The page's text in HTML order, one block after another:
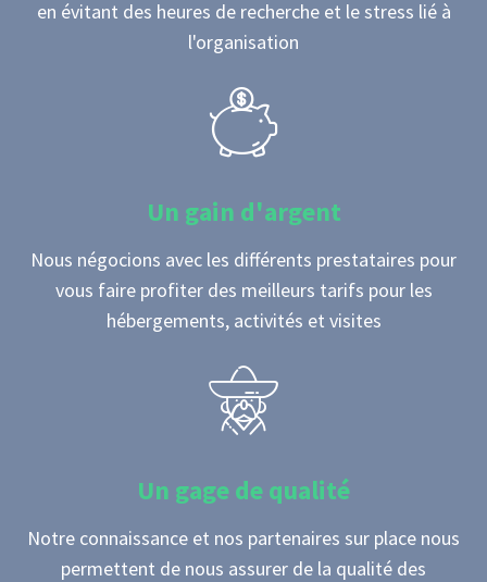
en évitant des heures de recherche et le stress lié à
l'organisation
Un gain d'argent
Nous négocions avec les différents prestataires pour
vous faire profiter des meilleurs tarifs pour les
hébergements, activités et visites
Un gage de qualité
Notre connaissance et nos partenaires sur place nous
permettent de nous assurer de la qualité des